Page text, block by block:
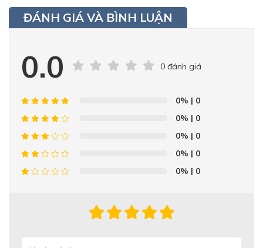
ĐÁNH GIÁ VÀ BÌNH LUẬN
0.0 0 đánh giá
0% | 0
0% | 0
0% | 0
0% | 0
0% | 0